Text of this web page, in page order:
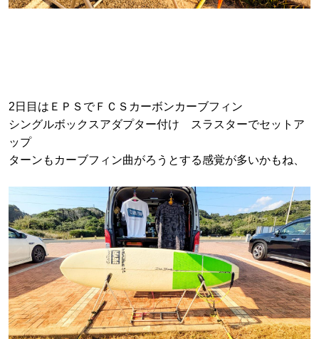
2日目はＥＰＳでＦＣＳカーボンカーブフィン
シングルボックスアダプター付け スラスターでセットア
ップ
ターンもカーブフィン曲がろうとする感覚が多いかもね、